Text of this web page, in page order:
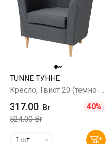
TUNNE ТУННЕ
317.00 Br
40%
524.00 Br
1 шт.